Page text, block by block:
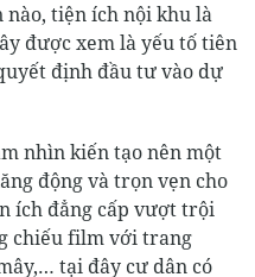
nào, tiện ích nội khu là
được xem là yếu tố tiên
định đầu tư vào dự
nhìn kiến tạo nên một
động và trọn vẹn cho
ích đẳng cấp vượt trội
chiếu film với trang
tại đây cư dân có